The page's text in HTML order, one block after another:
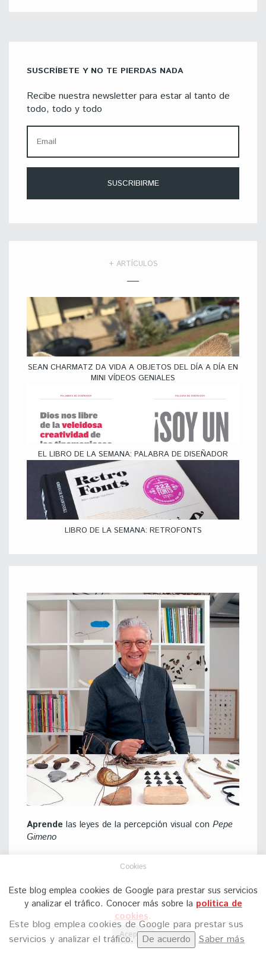
SUSCRÍBETE Y NO TE PIERDAS NADA
Recibe nuestra newsletter para estar al tanto de
todo, todo y todo
+ ARTÍCULOS
SEAN CHARMATZ DA VIDA A OBJETOS DEL DÍA A DÍA EN
MINI VÍDEOS GENIALES
EL LIBRO DE LA SEMANA: PALABRA DE DISEÑADOR
LIBRO DE LA SEMANA: RETROFONTS
Aprende las leyes de la percepción visual con Pepe
Gimeno
Este blog emplea cookies de Google para prestar sus
servicios y analizar el tráfico. De acuerdo Saber más
Cookies
Este blog emplea cookies de Google para prestar sus servicios
y analizar el tráfico. Conocer más sobre la politica de
cookies.
Aceptar